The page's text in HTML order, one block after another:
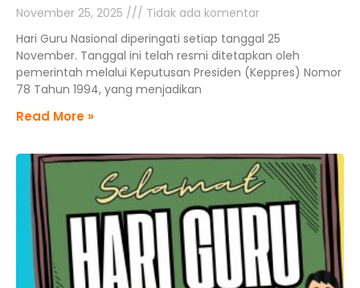
November 25, 2025
Tidak ada komentar
Hari Guru Nasional diperingati setiap tanggal 25
November. Tanggal ini telah resmi ditetapkan oleh
pemerintah melalui Keputusan Presiden (Keppres) Nomor
78 Tahun 1994, yang menjadikan
Read More »